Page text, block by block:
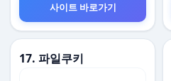
사이트 바로가기
17. 파일쿠키